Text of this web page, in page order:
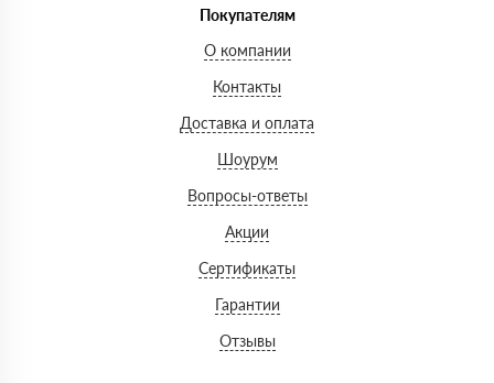
Покупателям
О компании
Контакты
Доставка и оплата
Шоурум
Вопросы-ответы
Акции
Сертификаты
Гарантии
Отзывы